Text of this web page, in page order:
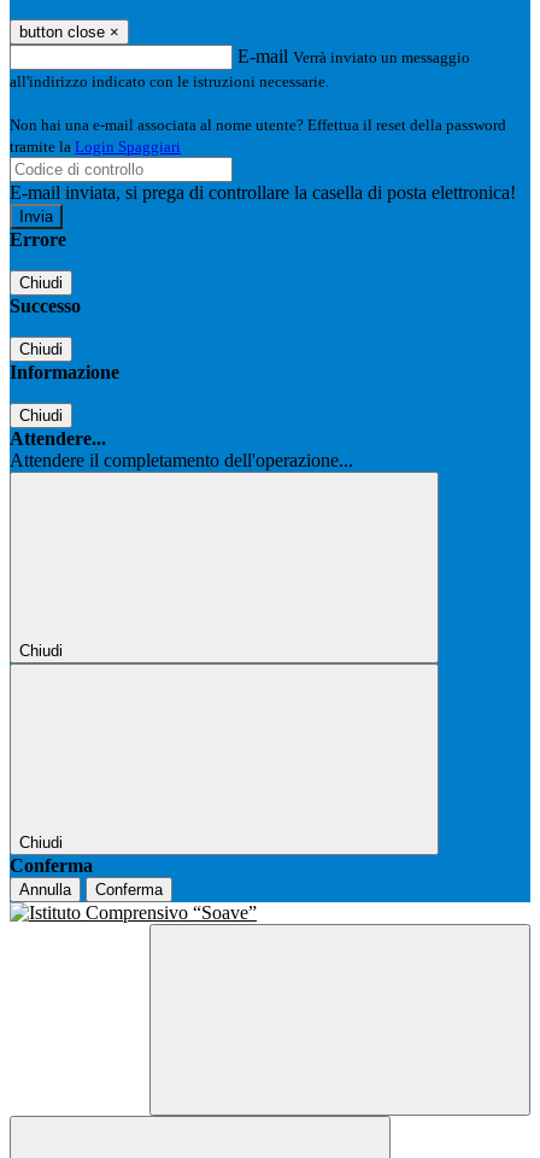
button close ×
E-mail Verrà inviato un messaggio
all'indirizzo indicato con le istruzioni necessarie.
Non hai una e-mail associata al nome utente? Effettua il reset della password
tramite la Login Spaggiari
E-mail inviata, si prega di controllare la casella di posta elettronica!
Errore
Chiudi
Successo
Chiudi
Informazione
Chiudi
Attendere...
Attendere il completamento dell'operazione...
Chiudi
Chiudi
Conferma
Annulla Conferma